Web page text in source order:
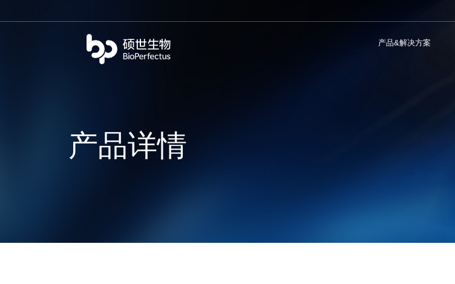
产品&解决方案
产品详情